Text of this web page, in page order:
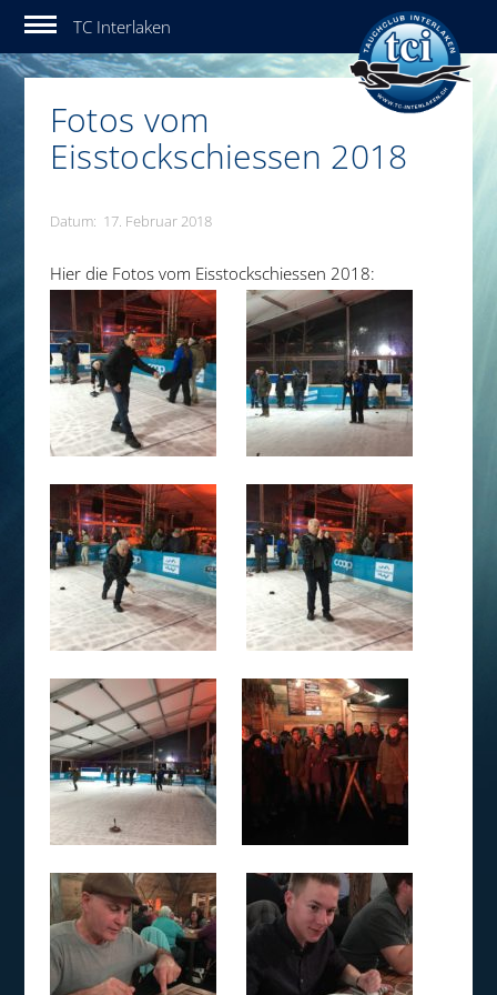
Tauchclub Interlaken
Fotos vom
Eisstockschiessen 2018
Datum: 17. Februar 2018
Hier die Fotos vom Eisstockschiessen 2018: